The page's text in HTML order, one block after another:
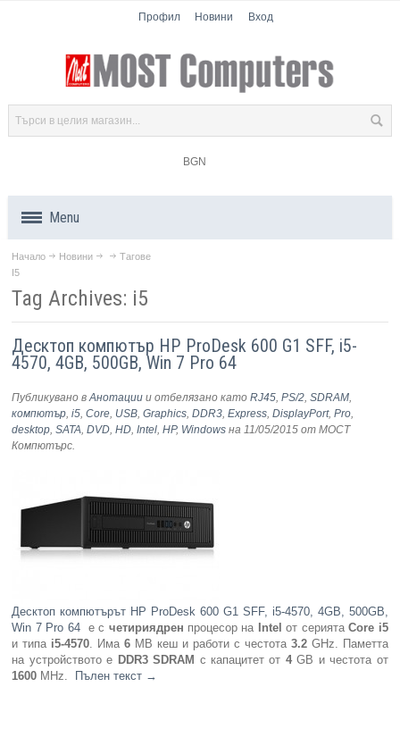
Профил Новини Вход
BGN
Menu
Продукти
Компоненти
Лаптопи
Таблети
Компютри
Аксесоари
Смартфони
Начало Новини
Тагове
I5
Tag Archives: i5
Десктоп компютър HP ProDesk 600 G1 SFF, i5-
4570, 4GB, 500GB, Win 7 Pro 64
Публикувано вАнотации и отбелязано катоRJ45,PS/2,SDRAM,
компютър,i5,Core, USB,Graphics,DDR3,Express,DisplayPort,Pro,
desktop,SATA,DVD,HD,Intel,HP, Windows на 11/05/2015 от МОСТ
Компютърс.
Десктоп компютърът HP ProDesk 600 G1 SFF, i5-4570, 4GB, 500GB,
Win 7 Pro 64e с четириядрен процесор на Intel от сериятаCore i5
и типа i5-4570. Има6 MB кеш и работи с честота3.2GHz. Паметта
на устройството е DDR3 SDRAM с капацитет от 4GB и честота от
1600 MHz. Пълен текст →